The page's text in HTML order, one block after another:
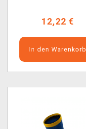
12,22 €
In den Warenkorb